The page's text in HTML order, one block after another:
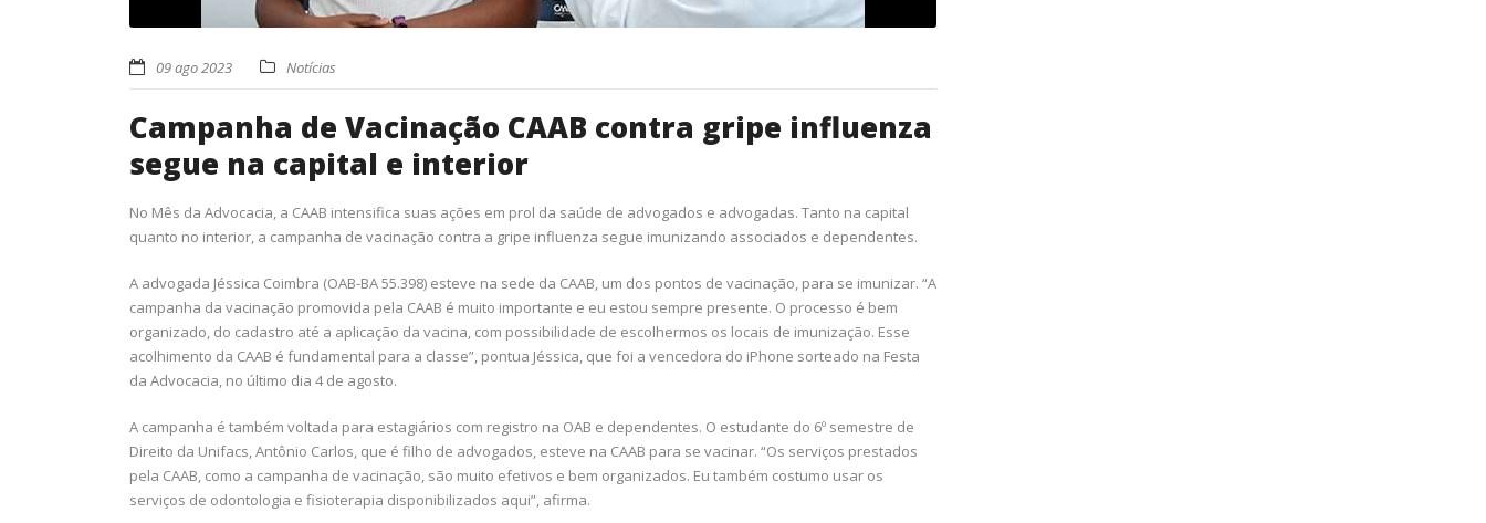
09 ago 2023 Notícias
Campanha de Vacinação CAAB contra gripe influenza
segue na capital e interior
No Mês da Advocacia, a CAAB intensifica suas ações em prol da saúde de advogados e advogadas. Tanto na capital
quanto no interior, a campanha de vacinação contra a gripe influenza segue imunizando associados e dependentes.
A advogada Jéssica Coimbra (OAB-BA 55.398) esteve na sede da CAAB, um dos pontos de vacinação, para se imunizar. “A
campanha da vacinação promovida pela CAAB é muito importante e eu estou sempre presente. O processo é bem
organizado, do cadastro até a aplicação da vacina, com possibilidade de escolhermos os locais de imunização. Esse
acolhimento da CAAB é fundamental para a classe”, pontua Jéssica, que foi a vencedora do iPhone sorteado na Festa
da Advocacia, no último dia 4 de agosto.
A campanha é também voltada para estagiários com registro na OAB e dependentes. O estudante do 6º semestre de
Direito da Unifacs, Antônio Carlos, que é filho de advogados, esteve na CAAB para se vacinar. “Os serviços prestados
pela CAAB, como a campanha de vacinação, são muito efetivos e bem organizados. Eu também costumo usar os
serviços de odontologia e fisioterapia disponibilizados aqui”, afirma.